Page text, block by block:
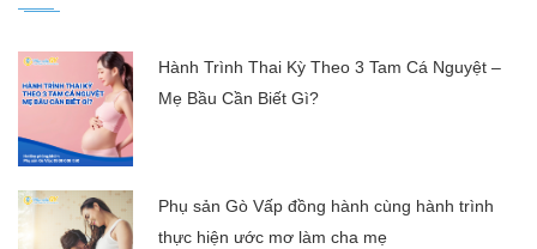
Hành Trình Thai Kỳ Theo 3 Tam Cá Nguyệt –
Mẹ Bầu Cần Biết Gì?
Phụ sản Gò Vấp đồng hành cùng hành trình
thực hiện ước mơ làm cha mẹ